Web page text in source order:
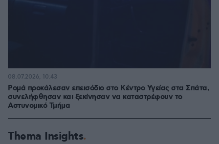
Ρομά προκάλεσαν επεισόδιο στο Κέντρο Υγείας στα Σπάτα,
συνελήφθησαν και ξεκίνησαν να καταστρέφουν το
Αστυνομικό Τμήμα
08.07.2026, 10:43
Thema Insights